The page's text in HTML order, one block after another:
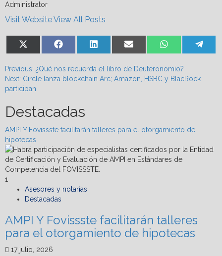
Administrator
Visit WebsiteView All Posts
(Twitter)
Facebook LinkedIn WhatsApp
Post
navigation
Previous: ¿Qué nos recuerda el libro de Deuteronomio?
Next: Circle lanza blockchain Arc; Amazon, HSBC y BlacRock
participan
Destacadas
AMPI Y Fovissste facilitarán talleres para el otorgamiento de
hipotecas
1
Asesores y notarías
Destacadas
AMPI Y Fovissste facilitarán talleres
para el otorgamiento de hipotecas
17 julio, 2026